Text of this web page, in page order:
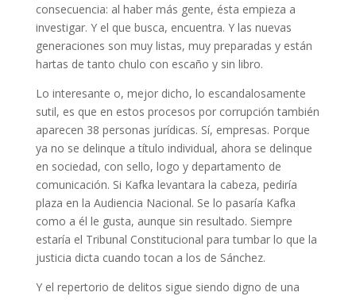
consecuencia: al haber más gente, ésta empieza a
investigar. Y el que busca, encuentra. Y las nuevas
generaciones son muy listas, muy preparadas y están
hartas de tanto chulo con escaño y sin libro.
Lo interesante o, mejor dicho, lo escandalosamente
sutil, es que en estos procesos por corrupción también
aparecen 38 personas jurídicas. Sí, empresas. Porque
ya no se delinque a título individual, ahora se delinque
en sociedad, con sello, logo y departamento de
comunicación. Si Kafka levantara la cabeza, pediría
plaza en la Audiencia Nacional. Se lo pasaría Kafka
como a él le gusta, aunque sin resultado. Siempre
estaría el Tribunal Constitucional para tumbar lo que la
justicia dicta cuando tocan a los de Sánchez.
Y el repertorio de delitos sigue siendo digno de una